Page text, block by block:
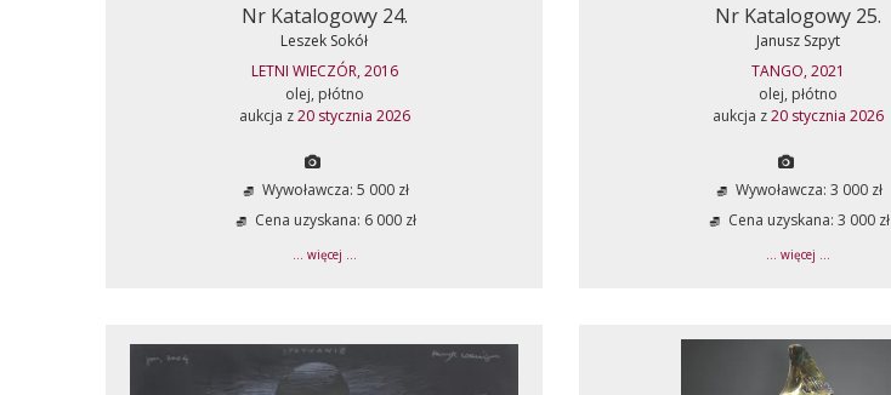
Nr Katalogowy 24.
Leszek Sokół
LETNI WIECZÓR, 2016
olej, płótno
aukcja z20 stycznia 2026
Wywoławcza: 5 000 zł
Cena uzyskana: 6 000 zł
... więcej ...
Nr Katalogowy 25.
Janusz Szpyt
TANGO, 2021
olej, płótno
aukcja z20 stycznia 2026
Wywoławcza: 3 000 zł
Cena uzyskana: 3 000 zł
... więcej ...